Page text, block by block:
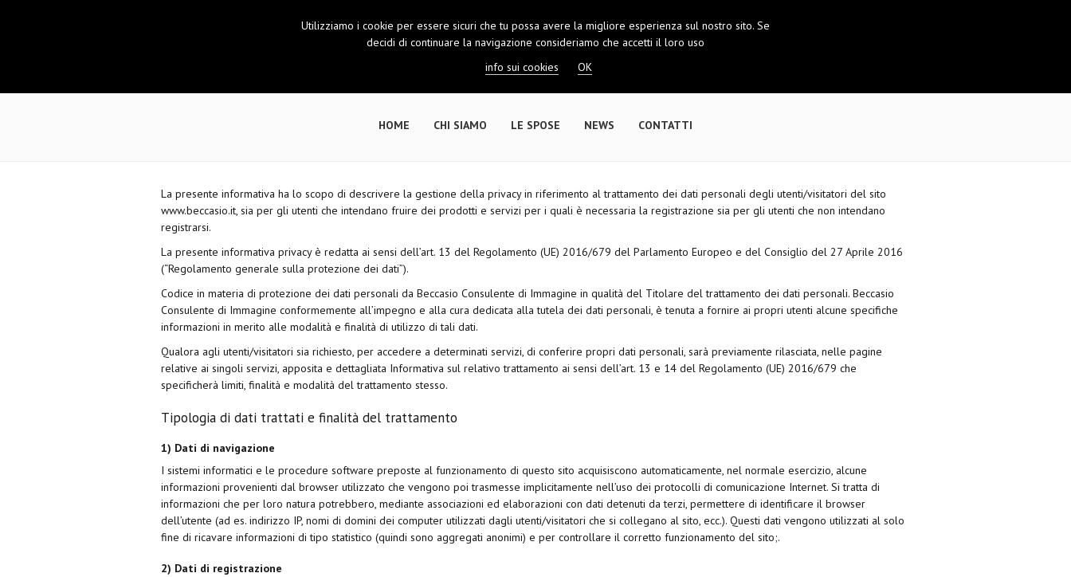
HOME CHI SIAMO LE SPOSE NEWS CONTATTI
La presente informativa ha lo scopo di descrivere la gestione della privacy in riferimento al trattamento dei dati personali degli utenti/visitatori del sito
www.beccasio.it, sia per gli utenti che intendano fruire dei prodotti e servizi per i quali è necessaria la registrazione sia per gli utenti che non intendano
registrarsi.
La presente informativa privacy è redatta ai sensi dell’art. 13 del Regolamento (UE) 2016/679 del Parlamento Europeo e del Consiglio del 27 Aprile 2016
(“Regolamento generale sulla protezione dei dati”).
Codice in materia di protezione dei dati personali da Beccasio Consulente di Immagine in qualità del Titolare del trattamento dei dati personali. Beccasio
Consulente di Immagine conformemente all’impegno e alla cura dedicata alla tutela dei dati personali, è tenuta a fornire ai propri utenti alcune specifiche
informazioni in merito alle modalità e finalità di utilizzo di tali dati.
Qualora agli utenti/visitatori sia richiesto, per accedere a determinati servizi, di conferire propri dati personali, sarà previamente rilasciata, nelle pagine
relative ai singoli servizi, apposita e dettagliata Informativa sul relativo trattamento ai sensi dell’art. 13 e 14 del Regolamento (UE) 2016/679 che
specificherà limiti, finalità e modalità del trattamento stesso.
Tipologia di dati trattati e finalità del trattamento
1) Dati di navigazione
I sistemi informatici e le procedure software preposte al funzionamento di questo sito acquisiscono automaticamente, nel normale esercizio, alcune
informazioni provenienti dal browser utilizzato che vengono poi trasmesse implicitamente nell’uso dei protocolli di comunicazione Internet. Si tratta di
informazioni che per loro natura potrebbero, mediante associazioni ed elaborazioni con dati detenuti da terzi, permettere di identificare il browser
dell’utente (ad es. indirizzo IP, nomi di domini dei computer utilizzati dagli utenti/visitatori che si collegano al sito, ecc.). Questi dati vengono utilizzati al solo
fine di ricavare informazioni di tipo statistico (quindi sono aggregati anonimi) e per controllare il corretto funzionamento del sito;.
2) Dati di registrazione
Utilizziamo i cookie per essere sicuri che tu possa avere la migliore esperienza sul nostro sito. Se
decidi di continuare la navigazione consideriamo che accetti il loro uso
info sui cookies
OK